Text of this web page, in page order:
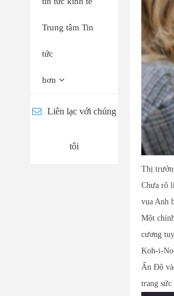
Trung tâm Tin
tức
hơn
Liên lạc với chúng
tôi
Thị
Chưa rõ
vua Anh
Một
cương
Koh-i-
Ấn Độ
trang sức